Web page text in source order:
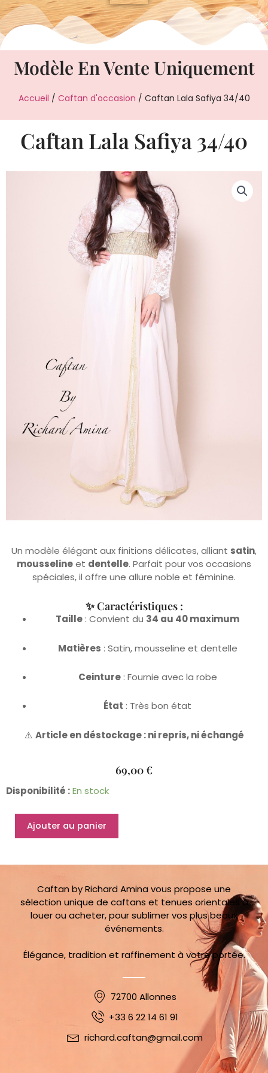
Modèle En Vente Uniquement
Accueil / Caftan d'occasion / Caftan Lala Safiya 34/40
Caftan Lala Safiya 34/40
Un modèle élégant aux finitions délicates, alliant satin,
mousselineet dentelle. Parfait pour vos occasions
spéciales, il offre une allure noble et féminine.
✨ Caractéristiques :
Taille : Convient du 34 au 40 maximum
Matières : Satin, mousseline et dentelle
Ceinture: Fournie avec la robe
État : Très bon état
⚠️ Article en déstockage : ni repris, ni échangé
69,00€
Disponibilité :En stock
quantité
Caftan
Ajouter au panier
Caftan by Richard Amina vous propose une
sélection unique de caftans et tenues orientales à
louer ou acheter, pour sublimer vos plus beaux
événements.
Élégance, tradition et raffinement à votre portée.
72700 Allonnes
+33 6 22 14 61 91
richard.caftan@gmail.com